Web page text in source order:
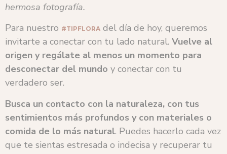
hermosa fotografía.
Para nuestro #TIPFLORA del día de hoy, queremos
invitarte a conectar con tu lado natural. Vuelve al
origen y regálate al menos un momento para
desconectar del mundo y conectar con tu
verdadero ser.
Busca un contacto con la naturaleza, con tus
sentimientos más profundos y con materiales o
comida de lo más natural. Puedes hacerlo cada vez
que te sientas estresada o indecisa y recuperar tu